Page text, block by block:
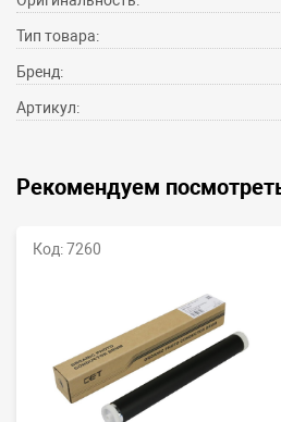
Тип товара:
Бренд:
Артикул:
Рекомендуем
Код: 7260